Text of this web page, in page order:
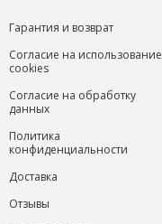
Гарантия и возврат
Согласие на использование
cookies
Согласие на обработку
данных
Политика
конфиденциальности
Доставка
Отзывы